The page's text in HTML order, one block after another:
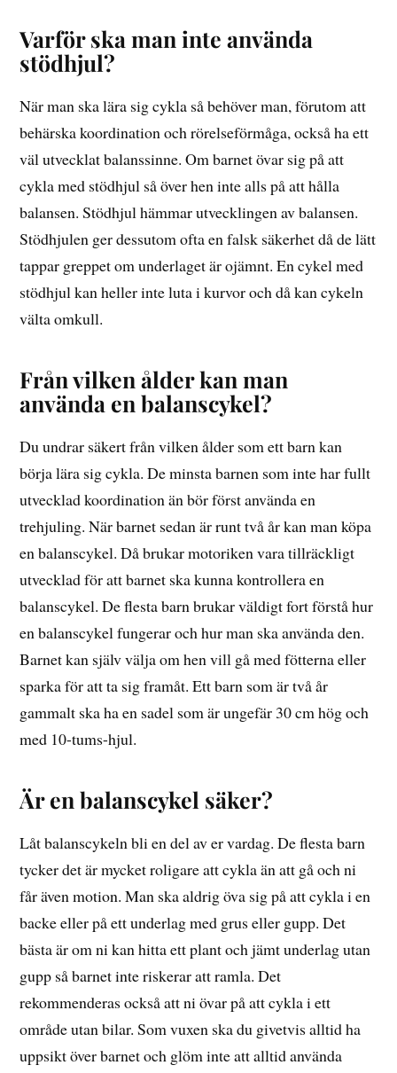
Varför ska man inte använda
stödhjul?
När man ska lära sig cykla så behöver man, förutom att
behärska koordination och rörelseförmåga, också ha ett
väl utvecklat balanssinne. Om barnet övar sig på att
cykla med stödhjul så över hen inte alls på att hålla
balansen. Stödhjul hämmar utvecklingen av balansen.
Stödhjulen ger dessutom ofta en falsk säkerhet då de lätt
tappar greppet om underlaget är ojämnt. En cykel med
stödhjul kan heller inte luta i kurvor och då kan cykeln
välta omkull.
Från vilken ålder kan man
använda en balanscykel?
Du undrar säkert från vilken ålder som ett barn kan
börja lära sig cykla. De minsta barnen som inte har fullt
utvecklad koordination än bör först använda en
trehjuling. När barnet sedan är runt två år kan man köpa
en balanscykel. Då brukar motoriken vara tillräckligt
utvecklad för att barnet ska kunna kontrollera en
balanscykel. De flesta barn brukar väldigt fort förstå hur
en balanscykel fungerar och hur man ska använda den.
Barnet kan själv välja om hen vill gå med fötterna eller
sparka för att ta sig framåt. Ett barn som är två år
gammalt ska ha en sadel som är ungefär 30 cm hög och
med 10-tums-hjul.
Är en balanscykel säker?
Låt balanscykeln bli en del av er vardag. De flesta barn
tycker det är mycket roligare att cykla än att gå och ni
får även motion. Man ska aldrig öva sig på att cykla i en
backe eller på ett underlag med grus eller gupp. Det
bästa är om ni kan hitta ett plant och jämt underlag utan
gupp så barnet inte riskerar att ramla. Det
rekommenderas också att ni övar på att cykla i ett
område utan bilar. Som vuxen ska du givetvis alltid ha
uppsikt över barnet och glöm inte att alltid använda